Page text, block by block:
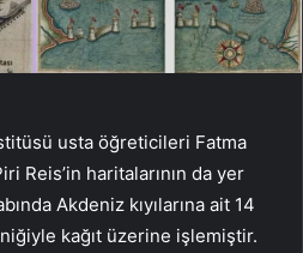
usta öğreticileri Fatma
Reis’in haritalarının da yer
Akdeniz kıyılarına ait 14
kağıt üzerine işlemiştir.